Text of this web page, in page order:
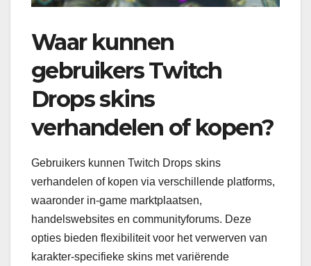
Waar kunnen
gebruikers Twitch
Drops skins
verhandelen of kopen?
Gebruikers kunnen Twitch Drops skins
verhandelen of kopen via verschillende platforms,
waaronder in-game marktplaatsen,
handelswebsites en communityforums. Deze
opties bieden flexibiliteit voor het verwerven van
karakter-specifieke skins met variërende